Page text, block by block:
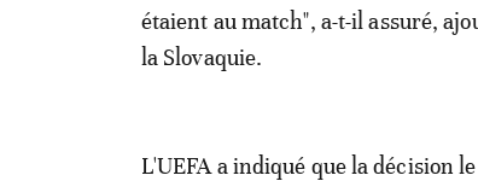
étaient au match", a-t-il assuré,
la Slovaquie.
L'UEFA a indiqué que la décision